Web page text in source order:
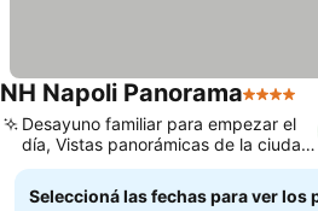
NH Napoli Panorama4
Desayuno familiar para empezar el
día, Vistas panorámicas de la ciudad
y el mar
Seleccioná las fechas para ver los